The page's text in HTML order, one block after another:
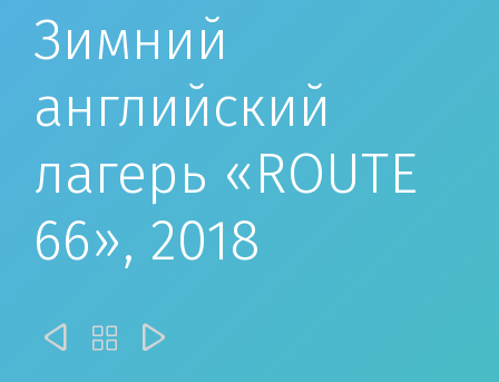
Зимний
английский
лагерь «ROUTE
66», 2018
  